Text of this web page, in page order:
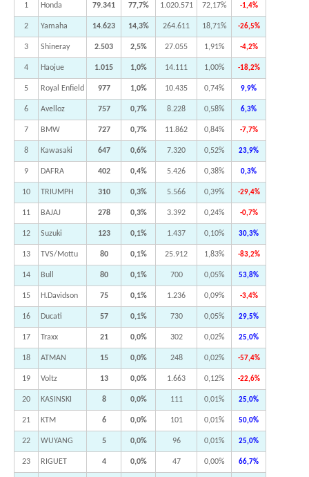
1 Honda 79.341 77,7% 1.020.571 72,17% -1,4%
2 Yamaha 14.623 14,3% 264.611 18,71% -26,5%
3 Shineray 2.503 2,5% 27.055 1,91% -4,2%
4 Haojue 1.015 1,0% 14.111 1,00% -18,2%
5 Royal Enfield 977 1,0% 10.435 0,74% 9,9%
6 Avelloz 757 0,7% 8.228 0,58% 6,3%
7 BMW 727 0,7% 11.862 0,84% -7,7%
8 Kawasaki 647 0,6% 7.320 0,52% 23,9%
9 DAFRA 402 0,4% 5.426 0,38% 0,3%
10 TRIUMPH 310 0,3% 5.566 0,39% -29,4%
11 BAJAJ 278 0,3% 3.392 0,24% -0,7%
12 Suzuki 123 0,1% 1.437 0,10% 30,3%
13 TVS/Mottu 80 0,1% 25.912 1,83% -83,2%
14 Bull 80 0,1% 700 0,05% 53,8%
15 H.Davidson 75 0,1% 1.236 0,09% -3,4%
16 Ducati 57 0,1% 730 0,05% 29,5%
17 Traxx 21 0,0% 302 0,02% 25,0%
18 ATMAN 15 0,0% 248 0,02% -57,4%
19 Voltz 13 0,0% 1.663 0,12% -22,6%
20 KASINSKI 8 0,0% 111 0,01% 25,0%
21 KTM 6 0,0% 101 0,01% 50,0%
22 WUYANG 5 0,0% 96 0,01% 25,0%
23 RIGUET 4 0,0% 47 0,00% 66,7%